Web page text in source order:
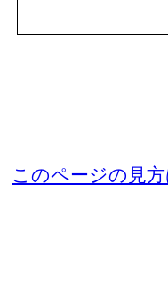
このページの見